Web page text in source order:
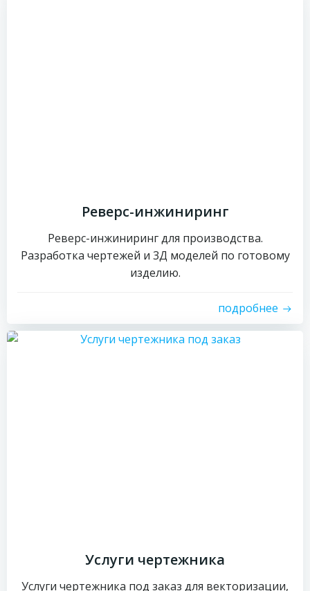
Реверс-инжиниринг
Реверс-инжиниринг для производства.
Разработка чертежей и 3Д моделей по готовому
изделию.
подробнее
Услуги чертежника
Услуги чертежника под заказ для векторизации,